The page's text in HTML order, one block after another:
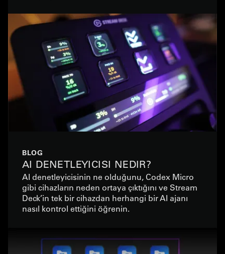
BLOG
AI DENETLEYICISI NEDIR?
AI denetleyicisinin ne olduğunu, Codex Micro
gibi cihazların neden ortaya çıktığını ve Stream
Deck’in tek bir cihazdan herhangi bir AI ajanı
nasıl kontrol ettiğini öğrenin.